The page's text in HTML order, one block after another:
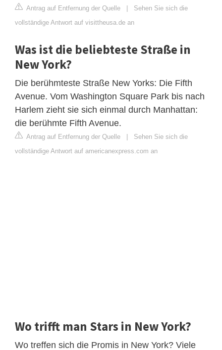
Antrag auf Entfernung der Quelle | Sehen Sie sich die
vollständige Antwort auf visittheusa.de an
Was ist die beliebteste Straße in
New York?
Die berühmteste Straße New Yorks: Die Fifth
Avenue. Vom Washington Square Park bis nach
Harlem zieht sie sich einmal durch Manhattan:
die berühmte Fifth Avenue.
Antrag auf Entfernung der Quelle | Sehen Sie sich die
vollständige Antwort auf americanexpress.com an
Wo trifft man Stars in New York?
Wo treffen sich die Promis in New York? Viele